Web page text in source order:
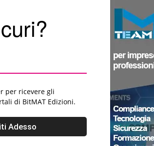
per ricevere gli
di BitMAT Edizioni.